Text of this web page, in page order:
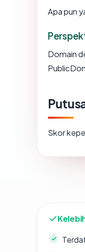
Apa pun
Domain
Skor